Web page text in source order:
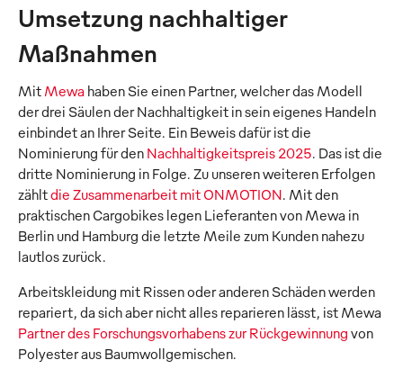
Umsetzung nachhaltiger
Maßnahmen
Mit Mewa haben Sie einen Partner, welcher das Modell
der drei Säulen der Nachhaltigkeit in sein eigenes Handeln
einbindet an Ihrer Seite. Ein Beweis dafür ist die
Nominierung für den Nachhaltigkeitspreis 2025. Das ist die
dritte Nominierung in Folge. Zu unseren weiteren Erfolgen
zähltdie Zusammenarbeit mit ONMOTION. Mit den
praktischen Cargobikes legen Lieferanten von Mewa in
Berlin und Hamburg die letzte Meile zum Kunden nahezu
lautlos zurück.
Arbeitskleidung mit Rissen oder anderen Schäden werden
repariert, da sich aber nicht alles reparieren lässt, ist Mewa
Partner des Forschungsvorhabens zur Rückgewinnung von
Polyester aus Baumwollgemischen.